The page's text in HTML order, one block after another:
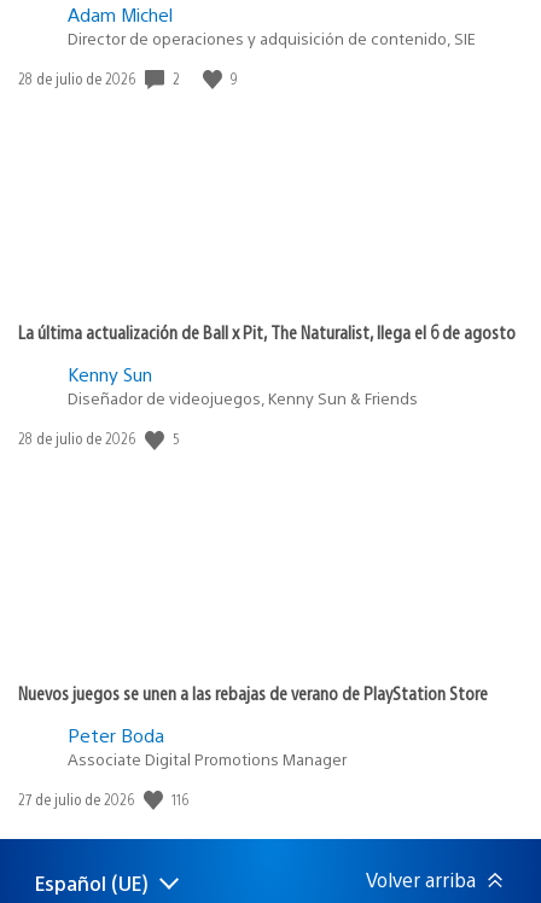
Adam Michel
Director de operaciones y adquisición de contenido, SIE
Fecha
28 de julio de 2026 2 9
La última actualización de Ball x Pit, The Naturalist, llega el 6 de agosto
Kenny Sun
Diseñador de videojuegos, Kenny Sun & Friends
Fecha
28 de julio de 2026 5
Nuevos juegos se unen a las rebajas de verano de PlayStation Store
Peter Boda
Associate Digital Promotions Manager
Fecha
publicación:
27 de julio de 2026 116
Selecciona
Región
Español (UE) Volver arriba